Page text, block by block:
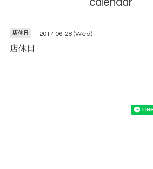
calendar
店休日 2017-06-28 (Wed)
店休日